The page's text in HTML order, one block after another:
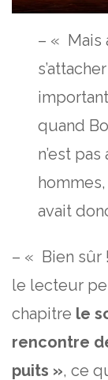
– « Mais
quand
n’est
avait
– « Bien sûr
le lecteur
chapitre le
rencontre
puits », ce